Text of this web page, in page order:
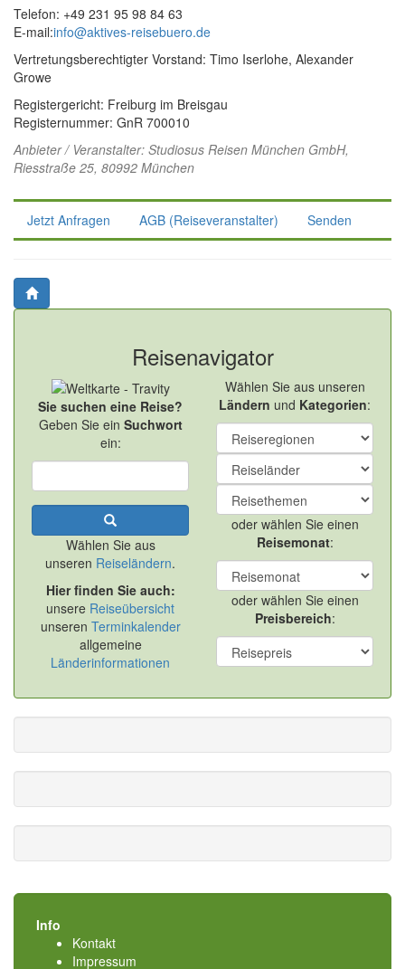
Telefon: +49 231 95 98 84 63
E-mail:info@aktives-reisebuero.de
Vertretungsberechtigter Vorstand: Timo Iserlohe, Alexander
Growe
Registergericht: Freiburg im Breisgau
Registernummer: GnR 700010
Anbieter / Veranstalter: Studiosus Reisen München GmbH,
Riesstraße 25, 80992 München
Jetzt Anfragen AGB (Reiseveranstalter) Senden
Reisenavigator
Sie suchen eine Reise?
Geben Sie ein Suchwort
ein:
Wählen Sie aus
unseren Reiseländern.
Hier finden Sie auch:
unsere Reiseübersicht
unseren Terminkalender
allgemeine
Länderinformationen
Wählen Sie aus unseren
Ländern und Kategorien:
oder wählen Sie einen
Reisemonat:
oder wählen Sie einen
Preisbereich:
Info
Kontakt
Impressum